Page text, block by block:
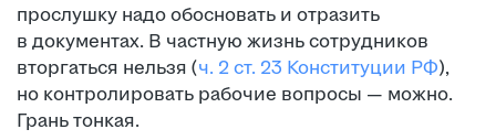
прослушку надо обосновать и отразить
в документах. В частную жизнь сотрудников
вторгаться нельзя (ч. 2 ст. 23 Конституции РФ),
но контролировать рабочие вопросы — можно.
Грань тонкая.